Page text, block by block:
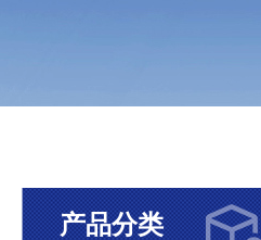
产品分类